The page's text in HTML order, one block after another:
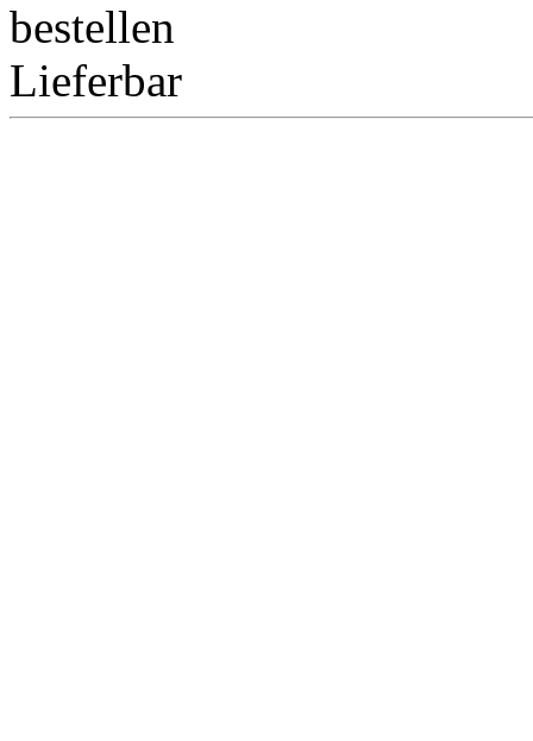
bestellen
Lieferbar